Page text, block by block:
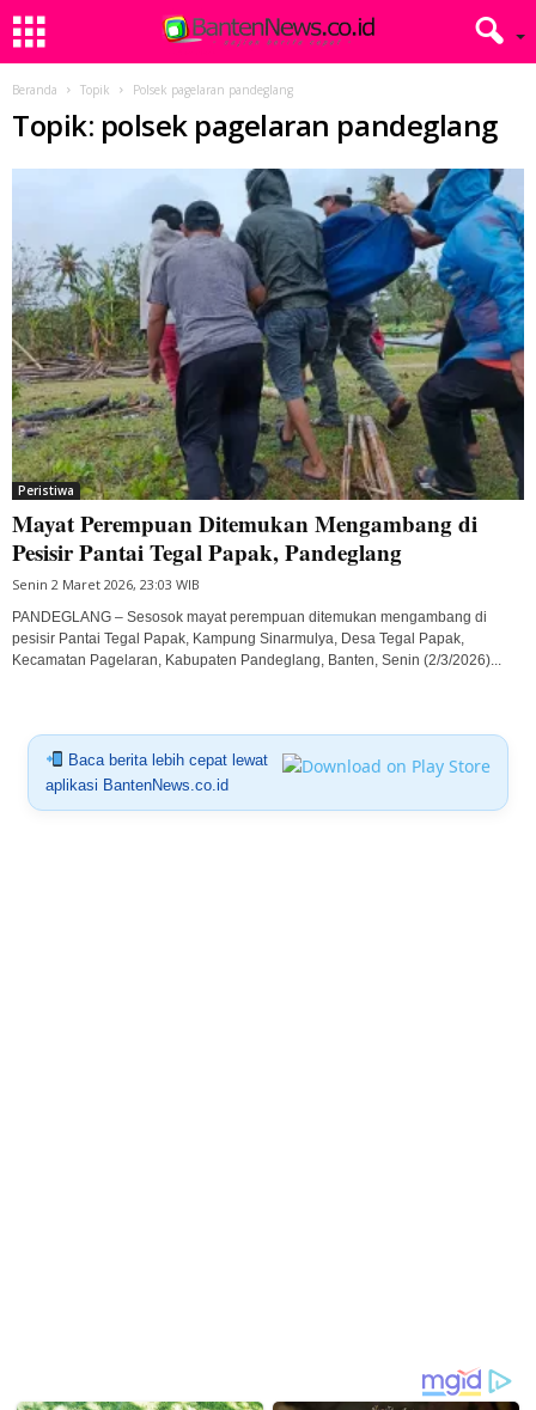
Beranda Topik Polsek pagelaran pandeglang
Topik: polsek pagelaran pandeglang
Peristiwa
Mayat Perempuan Ditemukan Mengambang di
Pesisir Pantai Tegal Papak, Pandeglang
Senin 2 Maret 2026, 23:03 WIB
PANDEGLANG – Sesosok mayat perempuan ditemukan mengambang di
pesisir Pantai Tegal Papak, Kampung Sinarmulya, Desa Tegal Papak,
Kecamatan Pagelaran, Kabupaten Pandeglang, Banten, Senin (2/3/2026)...
Baca berita lebih cepat lewat
aplikasi BantenNews.co.id